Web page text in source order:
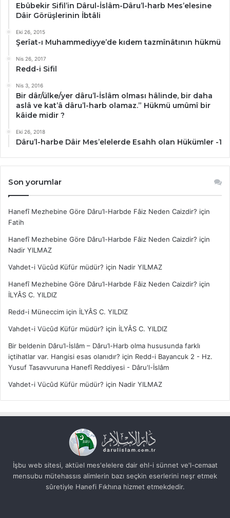
Ebûbekir Sifil’in Dârul-İslâm-Dâru’l-harb Mes’elesine
Dâir Görüşlerinin İbtâli
Eki 26, 2015
Şerîat-ı Muhammediyye’de kıdem tazmînâtının hükmü
Nis 26, 2017
Redd-i Sifil
Nis 3, 2016
Bir dâr/ülke/yer dâru’l-İslâm olması hâlinde, bir daha
aslâ ve kat’â dâru’l-harb olamaz.” Hükmü umûmî bir
kâide midir ?
Eki 26, 2018
Dâru’l-harbe Dâir Mes’elelerde Esahh olan Hükümler -1
Son yorumlar
Hanefî Mezhebine Göre Dâru’l-Harbde Fâiz Neden Caizdir? için
Fatih
Hanefî Mezhebine Göre Dâru’l-Harbde Fâiz Neden Caizdir? için
Nadir YILMAZ
Vahdet-i Vücûd Küfür müdür? için Nadir YILMAZ
Hanefî Mezhebine Göre Dâru’l-Harbde Fâiz Neden Caizdir? için
İLYÂS C. YILDIZ
Redd-i Müneccim için İLYÂS C. YILDIZ
Vahdet-i Vücûd Küfür müdür? için İLYÂS C. YILDIZ
Bir beldenin Dâru’l-İslâm – Dâru’l-Harb olma hususunda farklı
içtihatlar var. Hangisi esas olanıdır? için Redd-i Bayancuk 2 - Hz.
Yusuf Tasavvuruna Hanefî Reddiyesi - Dâru'l-İslâm
Vahdet-i Vücûd Küfür müdür? için Nadir YILMAZ
İşbu web sitesi, aktüel mes'elelere dair ehl-i sünnet ve'l-cemaat
mensubu mütehassıs alimlerin bazı seçkin eserlerini neşr etmek
sûretiyle Hanefi Fıkhına hizmet etmekdedir.